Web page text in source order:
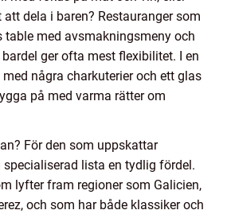
dela i baren? Restauranger som
table med avsmakningsmeny och
ger ofta mest flexibilitet. I en
några charkuterier och ett glas
på med varma rätter om
För den som uppskattar
specialiserad lista en tydlig fördel.
lyfter fram regioner som Galicien,
och som har både klassiker och